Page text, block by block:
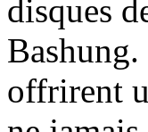
disques
offrirent